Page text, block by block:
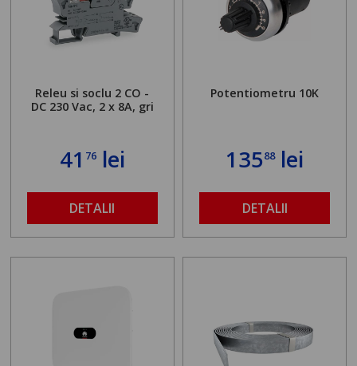
Releu si soclu 2 CO -
DC 230 Vac, 2 x 8A, gri
41 76lei
DETALII
Potentiometru 10K
13588lei
DETALII